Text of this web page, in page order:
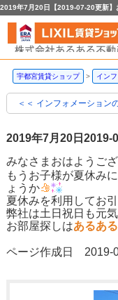
2019年7月20日【2019-07-20更新】
宇都宮賃貸ショップ イン
＜＜ インフォメーション
2019年7月20日2019-
みなさまおはようご
もうお子様が夏休み
ょうか
夏休みを利用してお
弊社は土日祝日も元
お部屋探しはあるあ
ページ作成日 2019-